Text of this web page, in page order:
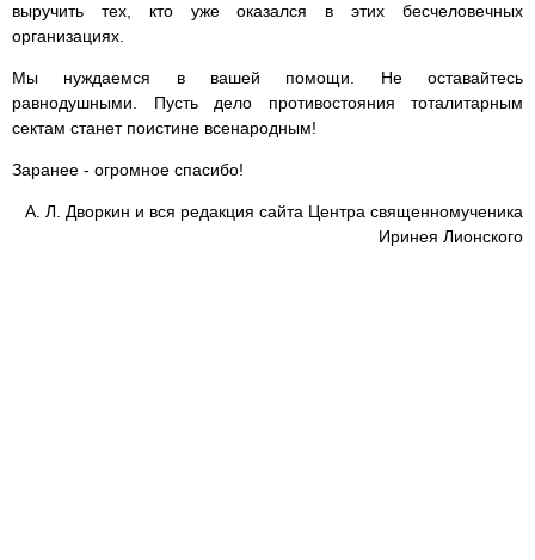
выручить тех, кто уже оказался в этих бесчеловечных
организациях.
Мы нуждаемся в вашей помощи. Не оставайтесь
равнодушными. Пусть дело противостояния тоталитарным
сектам станет поистине всенародным!
Заранее - огромное спасибо!
А. Л. Дворкин и вся редакция сайта Центра священномученика
Иринея Лионского